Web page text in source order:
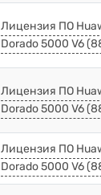
Лицензия ПО
Dorado 5000 V6
Лицензия ПО
Dorado 5000 V6
Лицензия ПО
Dorado 5000 V6